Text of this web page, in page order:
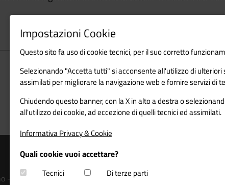
- 38122 Trento
Impostazioni Cookie
Questo sito fa uso di cookie tecnici, per il suo corretto
Selezionando "Accetta tutti" si acconsente all'utilizzo di
assimilati per migliorare la navigazione web e fornire servizi di
Chiudendo questo banner, con la X in alto a destra o
all'utilizzo dei cookie, ad eccezione di quelli tecnici ed assimilati.
Informativa Privacy & Cookie
Quali cookie vuoi accettare?
Tecnici Di terze parti